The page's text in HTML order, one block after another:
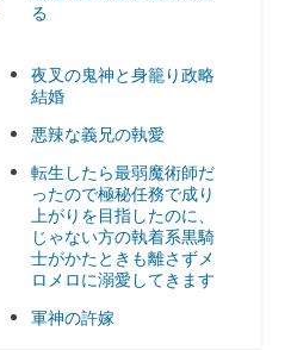
る
夜叉の鬼神と身籠り政略
結婚
悪辣な義兄の執愛
転生したら最弱魔術師だ
ったので極秘任務で成り
上がりを目指したのに、
じゃない方の執着系黒騎
士がかたときも離さずメ
ロメロに溺愛してきます
軍神の許嫁